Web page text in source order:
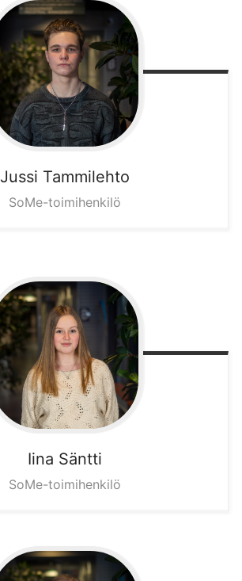
Jussi Tammilehto
SoMe-toimihenkilö
Iina Säntti
SoMe-toimihenkilö